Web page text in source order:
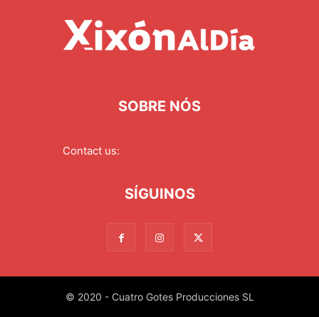
SOBRE NÓS
Contact us:
SÍGUINOS
© 2020 - Cuatro Gotes Producciones SL